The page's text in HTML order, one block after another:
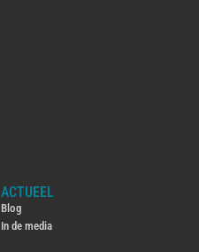
ACTUEEL
Blog
In de media